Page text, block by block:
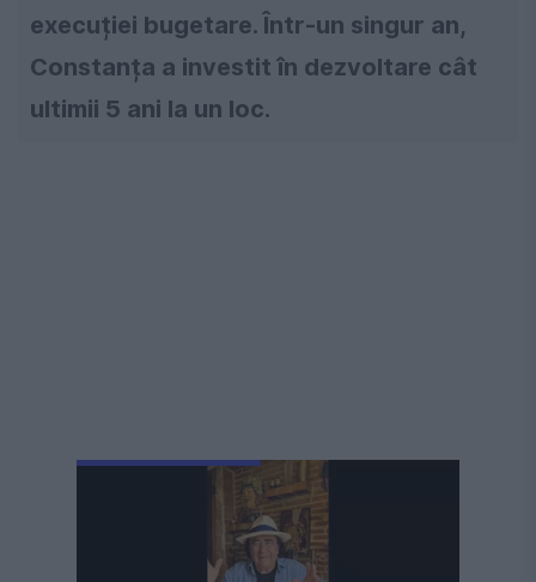
execuției bugetare. Într-un singur an,
Constanța a investit în dezvoltare cât
ultimii 5 ani la un loc.